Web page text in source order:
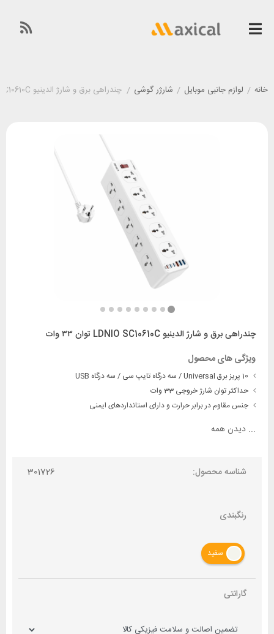
خانه / لوازم جانبی موبایل / شارژر گوشی / چندراهی برق و شارژ الدینیو LDNIO SC10610C توان ۳۳ وات
چندراهی برق و شارژ الدینیو LDNIO SC10610C توان ۳۳ وات
ویژگی های محصول
حداکثر توان شارژ خروجی 33 وات
جنس مقاوم در برابر حرارت و دارای استانداردهای ایمنی
... دیدن همه
شناسه محصول: 301726
رنگبندی
سفید
گارانتی